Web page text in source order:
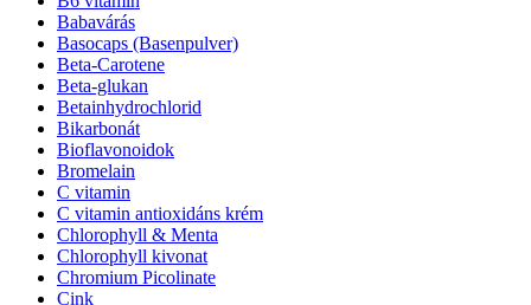
Babavárás
Basocaps (Basenpulver)
Beta-Carotene
Beta-glukan
Betainhydrochlorid
Bikarbonát
Bioflavonoidok
Bromelain
C vitamin
C vitamin antioxidáns krém
Chlorophyll & Menta
Chlorophyll kivonat
Chromium Picolinate
Cink